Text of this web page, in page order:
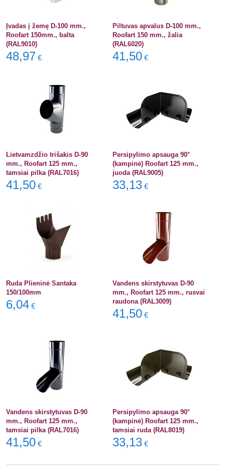
Įvadas į žemę D-100 mm.,
Roofart 150mm., balta
(RAL9010)
48,97 €
Piltuvas apvalus D-100 mm.,
Roofart 150 mm., žalia
(RAL6020)
41,50 €
Lietvamzdžio trišakis D-90
mm., Roofart 125 mm.,
tamsiai pilka (RAL7016)
41,50 €
Persipylimo apsauga 90°
(kampinė) Roofart 125 mm.,
juoda (RAL9005)
33,13 €
Ruda Plieninė Santaka
150/100mm
6,04 €
Vandens skirstytuvas D-90
mm., Roofart 125 mm., rusvai
raudona (RAL3009)
41,50 €
Vandens skirstytuvas D-90
mm., Roofart 125 mm.,
tamsiai pilka (RAL7016)
41,50 €
Persipylimo apsauga 90°
(kampinė) Roofart 125 mm.,
tamsiai ruda (RAL8019)
33,13 €